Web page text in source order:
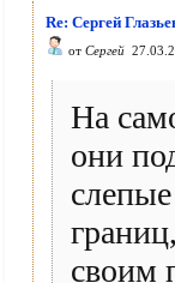
Re: Сергей
от Сергей
На
они
своим